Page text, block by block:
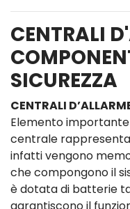
CENTRALI
SICUREZZA
CENTRALI
Elemento
centrale rappresenta
infatti vengono
che compongono il
è dotata di batterie